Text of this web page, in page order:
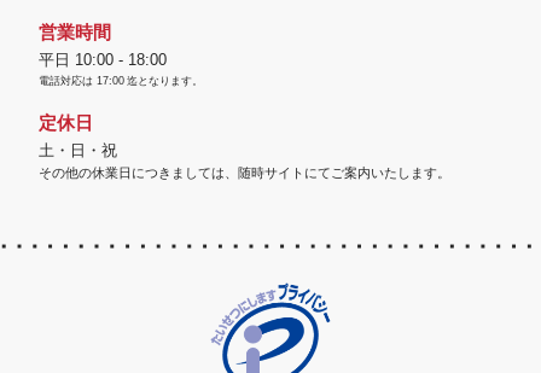
営業時間
平日 10:00 - 18:00
電話対応は 17:00 迄となります。
定休日
土・日・祝
その他の休業日につきましては、随時サイトにてご案内いたします。